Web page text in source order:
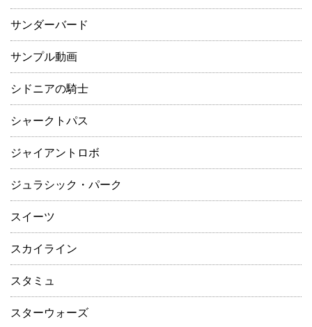
サンダーバード
サンプル動画
シドニアの騎士
シャークトパス
ジャイアントロボ
ジュラシック・パーク
スイーツ
スカイライン
スタミュ
スターウォーズ